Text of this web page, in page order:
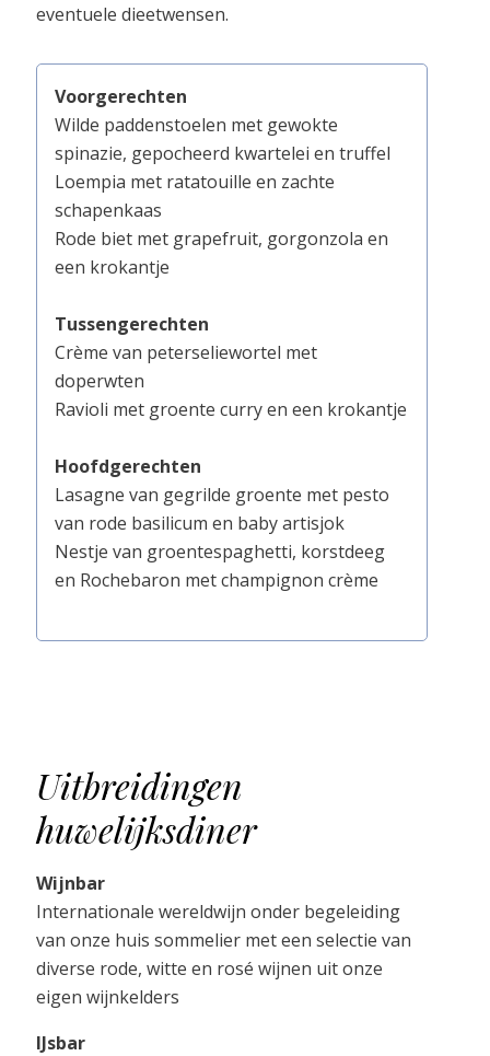
eventuele dieetwensen.
Voorgerechten
Wilde paddenstoelen met gewokte
spinazie, gepocheerd kwartelei en truffel
Loempia met ratatouille en zachte
schapenkaas
Rode biet met grapefruit, gorgonzola en
een krokantje
Tussengerechten
Crème van peterseliewortel met
doperwten
Ravioli met groente curry en een krokantje
Hoofdgerechten
Lasagne van gegrilde groente met pesto
van rode basilicum en baby artisjok
Nestje van groentespaghetti, korstdeeg
en Rochebaron met champignon crème
Uitbreidingen
huwelijksdiner
Wijnbar
Internationale wereldwijn onder begeleiding
van onze huis sommelier met een selectie van
diverse rode, witte en rosé wijnen uit onze
eigen wijnkelders
IJsbar